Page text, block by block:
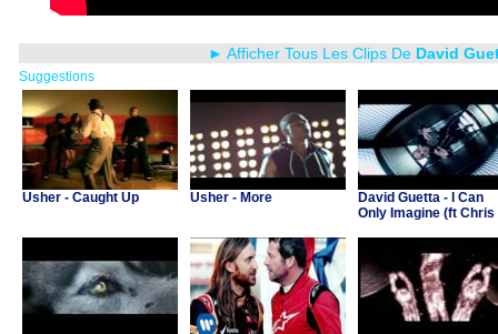
► Afficher Tous Les Clips De David
Suggestions
Usher - Caught Up Usher - More
David Guetta - I Can
Only Imagine (ft Chris